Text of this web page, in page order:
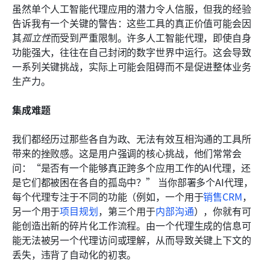
虽然单个人工智能代理应用的潜力令人信服，但我的经验
告诉我有一个关键的警告：这些工具的真正价值可能会因
其孤立性而受到严重限制。许多人工智能代理，即使自身
功能强大，往往在自己封闭的数字世界中运行。这会导致
一系列关键挑战，实际上可能会阻碍而不是促进整体业务
生产力。
集成难题
我们都经历过那些各自为政、无法有效互相沟通的工具所
带来的挫败感。这是用户强调的核心挑战，他们常常会
问：“是否有一个能够真正跨多个应用工作的AI代理，还
是它们都被困在各自的孤岛中？” 当你部署多个AI代理，
每个代理专注于不同的功能（例如，一个用于销售CRM，
另一个用于项目规划，第三个用于内部沟通），你就有可
能创造出新的碎片化工作流程。由一个代理生成的信息可
能无法被另一个代理访问或理解，从而导致关键上下文的
丢失，违背了自动化的初衷。